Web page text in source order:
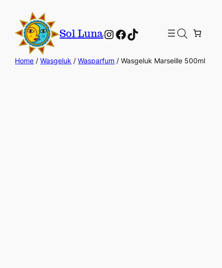
Sol LunaInstagram
Facebook
TikTok
Home /Wasgeluk /Wasparfum / Wasgeluk Marseille 500ml